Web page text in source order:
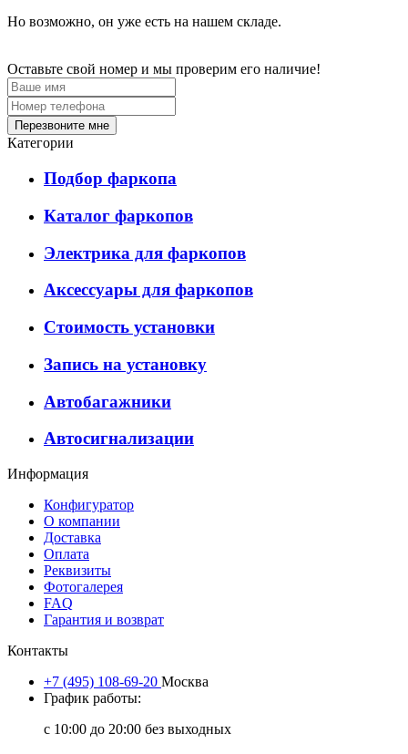
Но возможно, он уже есть на нашем складе.
Оставьте свой номер и мы проверим его наличие!
Перезвоните мне
Категории
Подбор фаркопа
Каталог фаркопов
Электрика для фаркопов
Аксессуары для фаркопов
Стоимость установки
Запись на установку
Автобагажники
Автосигнализации
Информация
Конфигуратор
О компании
Доставка
Оплата
Реквизиты
Фотогалерея
FAQ
Гарантия и возврат
Контакты
+7 (495) 108-69-20 Москва
График работы:
с 10:00 до 20:00 без выходных